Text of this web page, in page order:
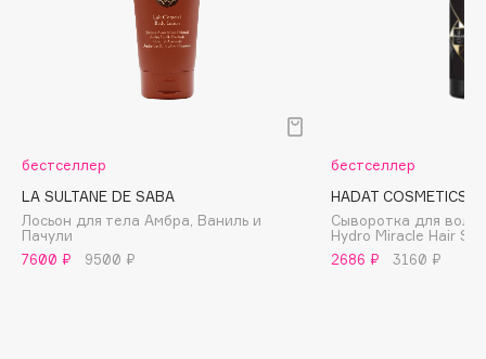
Boadicea The Victorious
Bobbi Brown
BOOMSHOP
BORK
бестселлер
LA SULTANE DE SABA
Лосьон для тела Амбра, Ваниль и
Пачули
7600 ₽
9500 ₽
бестселлер
HADAT COSMETICS
Сыворотка для
Hydro Miracle Hair
2686 ₽
3160 ₽